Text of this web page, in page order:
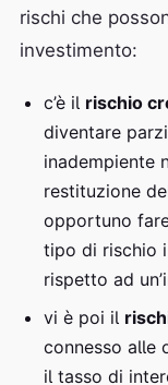
rischi che
investimento:
c’è il rischio
diventare
inadempiente
restituzione
opportuno
tipo di rischio
rispetto ad
vi è poi il
connesso alle
il tasso di